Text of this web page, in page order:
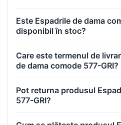
Este Espadrile de dama
disponibil în stoc?
Care este termenul de
de dama comode 577-GRI?
Pot returna produsul
577-GRI?